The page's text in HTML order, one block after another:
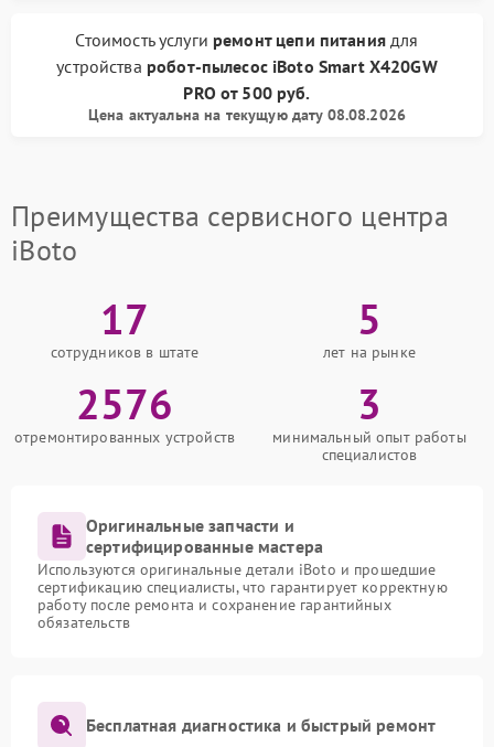
Стоимость услуги ремонт цепи питаниядля
устройства робот-пылесос iBoto Smart Х420GW
PRO от 500 руб.
Цена актуальна на текущую дату 08.08.2026
Преимущества сервисного центра
iBoto
17
сотрудников в штате
5
лет на рынке
2576
отремонтированных устройств
3
минимальный опыт работы
специалистов
Оригинальные запчасти и
сертифицированные мастера
Используются оригинальные детали iBoto и прошедшие
сертификацию специалисты, что гарантирует корректную
работу после ремонта и сохранение гарантийных
обязательств
Бесплатная диагностика и быстрый ремонт